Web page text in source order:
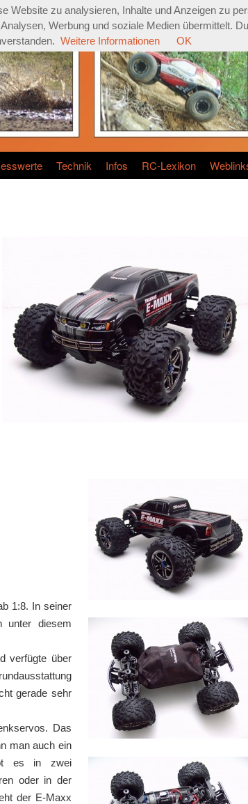
Technik Infos RC-Lexikon
1:8. In seiner
unter diesem
verfügte über
gerade sehr
Das
man auch ein
es in zwei
oder in der
der E-Maxx
zu analysieren, Inhalte und Anzeigen zu
Werbung und soziale Medien übermittelt.
Weitere Informationen OK